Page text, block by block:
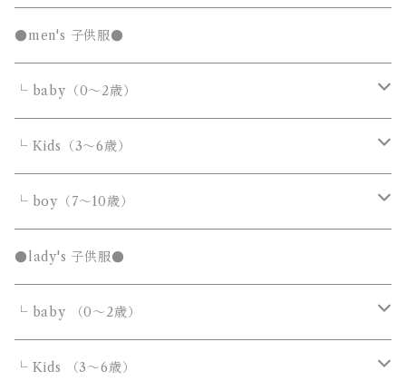
発表会セール
●men's 子供服●
└ baby（0～2歳）
カバーオール・ロンパース
サロペット・オーバーオール
トップス
Tシャツ・カットソー
シャツ・ブラウス
ボトムス
デニムパンツ
スウェットパンツ
アウター
ダウンジャケット・コート
靴・小物
└ Kids（3～6歳）
トップス
Tシャツ・カットソー
シャツ・ブラウス
ボトムス
デニムパンツ
スウェットパンツ
アウター
ダウンジャケット・コート
フォーマルスーツ
└ boy（7～10歳）
トップス
Tシャツ・カットソー
シャツ・ブラウス
ボトムス
デニムパンツ
アウター
●lady's 子供服●
└ baby （0～2歳）
カバーオール・ロンパース
└ Kids （3～6歳）